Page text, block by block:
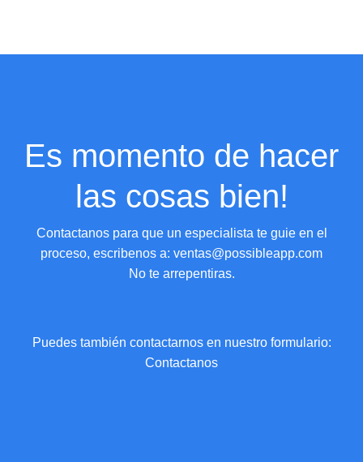
Es momento de hacer
las cosas bien!
Contactanos para que un especialista te guie en el
proceso, escribenos a: ventas@possibleapp.com
No te arrepentiras.
Puedes también contactarnos en nuestro formulario:
Contactanos